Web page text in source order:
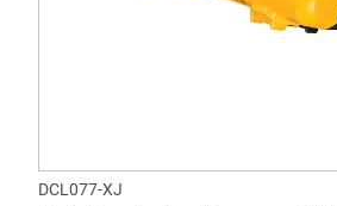
DCL077-XJ